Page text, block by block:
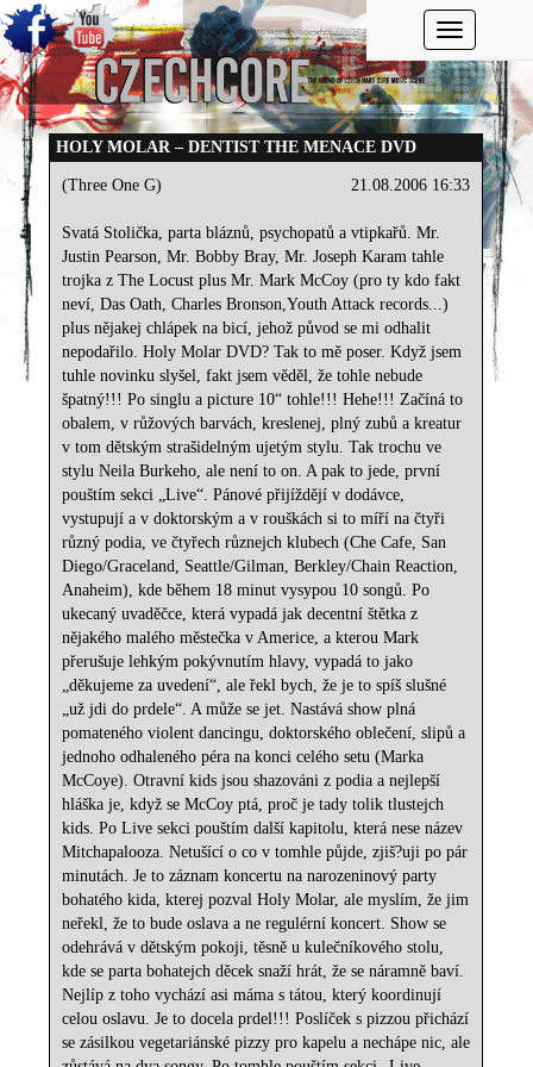
Toggle
HOLY MOLAR – DENTIST THE MENACE DVD
21.08.2006 16:33
(Three One G)
Svatá Stolička, parta bláznů, psychopatů a vtipkařů. Mr.
Justin Pearson, Mr. Bobby Bray, Mr. Joseph Karam tahle
trojka z The Locust plus Mr. Mark McCoy (pro ty kdo fakt
neví, Das Oath, Charles Bronson,Youth Attack records...)
plus nějakej chlápek na bicí, jehož původ se mi odhalit
nepodařilo. Holy Molar DVD? Tak to mě poser. Když jsem
tuhle novinku slyšel, fakt jsem věděl, že tohle nebude
špatný!!! Po singlu a picture 10“ tohle!!! Hehe!!! Začíná to
obalem, v růžových barvách, kreslenej, plný zubů a kreatur
v tom dětským strašidelným ujetým stylu. Tak trochu ve
stylu Neila Burkeho, ale není to on. A pak to jede, první
pouštím sekci „Live“. Pánové přijíždějí v dodávce,
vystupují a v doktorským a v rouškách si to míří na čtyři
různý podia, ve čtyřech různejch klubech (Che Cafe, San
Diego/Graceland, Seattle/Gilman, Berkley/Chain Reaction,
Anaheim), kde během 18 minut vysypou 10 songů. Po
ukecaný uvaděčce, která vypadá jak decentní štětka z
nějakého malého městečka v Americe, a kterou Mark
přerušuje lehkým pokývnutím hlavy, vypadá to jako
„děkujeme za uvedení“, ale řekl bych, že je to spíš slušné
„už jdi do prdele“. A může se jet. Nastává show plná
pomateného violent dancingu, doktorského oblečení, slipů a
jednoho odhaleného péra na konci celého setu (Marka
McCoye). Otravní kids jsou shazováni z podia a nejlepší
hláška je, když se McCoy ptá, proč je tady tolik tlustejch
kids. Po Live sekci pouštím další kapitolu, která nese název
Mitchapalooza. Netušící o co v tomhle půjde, zjiš?uji po pár
minutách. Je to záznam koncertu na narozeninový party
bohatého kida, kterej pozval Holy Molar, ale myslím, že jim
neřekl, že to bude oslava a ne regulérní koncert. Show se
odehrává v dětským pokoji, těsně u kulečníkového stolu,
kde se parta bohatejch děcek snaží hrát, že se náramně baví.
Nejlíp z toho vychází asi máma s tátou, který koordinují
celou oslavu. Je to docela prdel!!! Poslíček s pizzou přichází
se zásilkou vegetariánské pizzy pro kapelu a nechápe nic, ale